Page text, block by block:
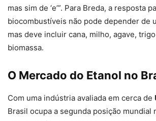
mas sim de ‘e’”. Para Breda, a resposta
biocombustíveis não pode depender de
mas deve incluir cana, milho, agave,
biomassa.
O Mercado do Etanol no
Com uma indústria avaliada em cerca de
Brasil ocupa a segunda posição mundial